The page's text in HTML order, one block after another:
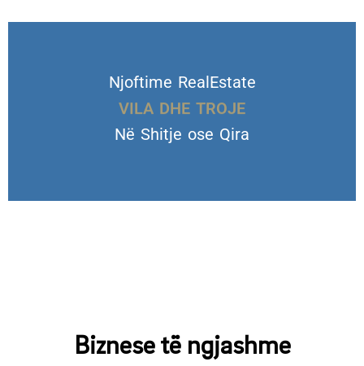
Njoftime RealEstate
VILA DHE TROJE
Në Shitje ose Qira
Biznese të ngjashme